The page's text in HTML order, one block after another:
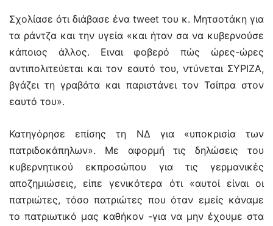
Σχολίασε ότι διάβασε ένα tweet του κ. Μητσοτάκη για
τα ράντζα και την υγεία «και ήταν σα να κυβερνούσε
κάποιος άλλος. Ειναι φοβερό πώς ώρες-ώρες
αντιπολιτεύεται και τον εαυτό του, ντύνεται ΣΥΡΙΖΑ,
βγάζει τη γραβάτα και παριστάνει τον Τσίπρα στον
εαυτό του».
Κατηγόρησε επίσης τη ΝΔ για «υποκρισία των
πατριδοκάπηλων». Με αφορμή τις δηλώσεις του
κυβερνητικού εκπροσώπου για τις γερμανικές
αποζημιώσεις, είπε γενικότερα ότι «αυτοί είναι οι
πατριώτες, τόσο πατριώτες που όταν εμείς κάναμε
το πατριωτικό μας καθήκον -για να μην έχουμε στα